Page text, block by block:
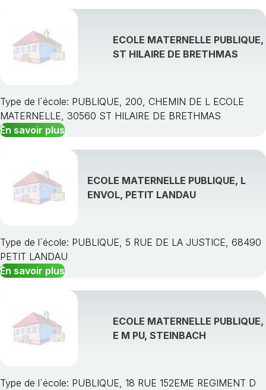
ECOLE MATERNELLE PUBLIQUE,
ST HILAIRE DE BRETHMAS
Type de l´école: PUBLIQUE, 200, CHEMIN DE L ECOLE
MATERNELLE, 30560 ST HILAIRE DE BRETHMAS
En savoir plus
ECOLE MATERNELLE PUBLIQUE, L
ENVOL, PETIT LANDAU
Type de l´école: PUBLIQUE, 5 RUE DE LA JUSTICE, 68490
PETIT LANDAU
En savoir plus
ECOLE MATERNELLE PUBLIQUE,
E M PU, STEINBACH
Type de l´école: PUBLIQUE, 18 RUE 152EME REGIMENT D